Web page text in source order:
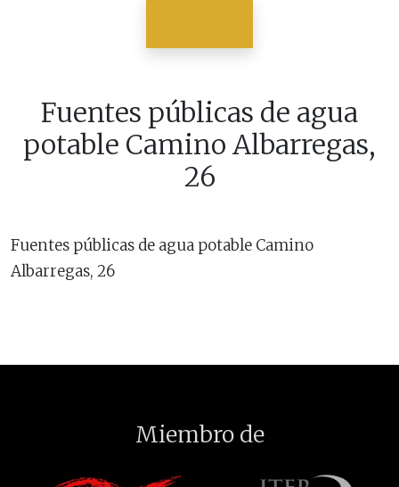
Fuentes públicas de agua
potable Camino Albarregas,
26
Fuentes públicas de agua potable Camino
Albarregas, 26
Miembro de